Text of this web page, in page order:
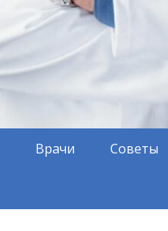
Врачи Советы